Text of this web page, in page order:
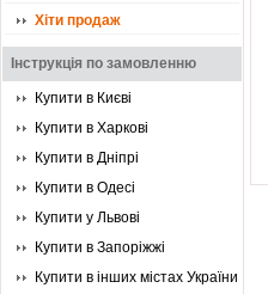
Хіти продаж
Інструкція по замовленню
Купити в Києві
Купити в Харкові
Купити в Дніпрі
Купити в Одесі
Купити у Львові
Купити в Запоріжжі
Купити в інших містах України